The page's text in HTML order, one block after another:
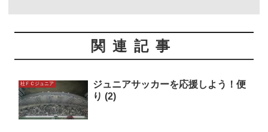
関連記事
社ＦＣジュニア
ジュニアサッカーを応援しよう！便
り (2)